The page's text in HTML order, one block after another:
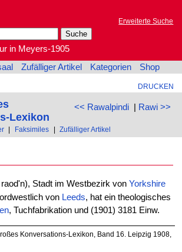
Erweiterte Suche
in Meyers-1905
Zufälliger Artikel Kategorien Shop
DRUCKEN
<< Rawalpindi| Rawi >>
Lexikon
Faksimiles Zufälliger Artikel
Stadt im Westbezirk von Yorkshire
von Leeds, hat ein theologisches
, Tuchfabrikation und (1901) 3181 Einw.
Konversations-Lexikon, Band 16. Leipzig 1908,